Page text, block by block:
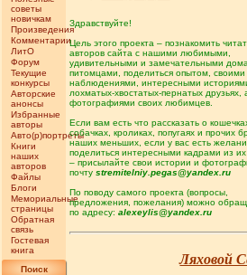
советы
новичкам
Произведения
Комментарии
ЛитО
Форум
Текущие
конкурсы
Авторские
анонсы
Избранные
авторы
Авто(р)портреты
Книги
наших
авторов
Файлы
Блоги
Мемориальные
страницы
Обратная
связь
Гостевая
книга
Поиск
Здравствуйте!
Цель этого проекта – познакомить
авторов сайта с нашими любимыми,
удивительными и замечательными
питомцами, поделиться опытом, своими
наблюдениями, интересными
лохматых-хвостатых-пернатых друзьях,
фотографиями своих любимцев.
Если вам есть что рассказать о
собачках, кроликах, попугаях и прочих
наших меньших, если у вас есть
поделиться интересными кадрами из
– присылайте свои истории и
почтуstremitelniy.pegas@yandex.ru
По поводу самого проекта (вопросы,
предложения, пожелания) можно
по адресу:alexeylis@yandex.ru
Ляховой